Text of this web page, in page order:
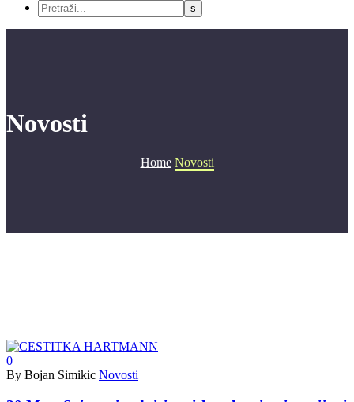
Novosti
Home Novosti
0
By Bojan Simikic Novosti